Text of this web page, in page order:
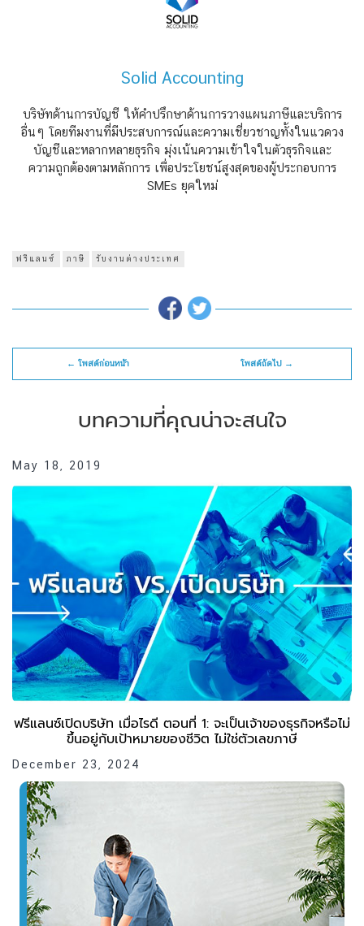
Solid Accounting
บริษัทด้านการบัญชี ให้คำปรึกษาด้านการวางแผนภาษีและบริการ
อื่นๆ โดยทีมงานที่มีประสบการณ์และความเชี่ยวชาญทั้งในแวดวง
บัญชีและหลากหลายธุรกิจ มุ่งเน้นความเข้าใจในตัวธุรกิจและ
ความถูกต้องตามหลักการ เพื่อประโยชน์สูงสุดของผู้ประกอบการ
SMEs ยุคใหม่
ฟรีแลนซ์ ภาษี รับงานต่างประเทศ
← โพสต์ก่อนหน้า โพสต์ถัดไป →
บทความที่คุณน่าจะสนใจ
May 18, 2019
ฟรีแลนซ์เปิดบริษัท เมื่อไรดี ตอนที่ 1: จะเป็นเจ้าของธุรกิจหรือไม่
ขึ้นอยู่กับเป้าหมายของชีวิต ไม่ใช่ตัวเลขภาษี
December 23, 2024